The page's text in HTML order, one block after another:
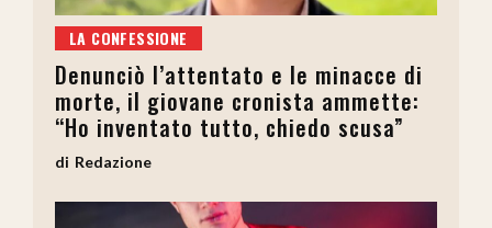
LA CONFESSIONE
Denunciò l’attentato e le minacce di
morte, il giovane cronista ammette:
“Ho inventato tutto, chiedo scusa”
Redazione